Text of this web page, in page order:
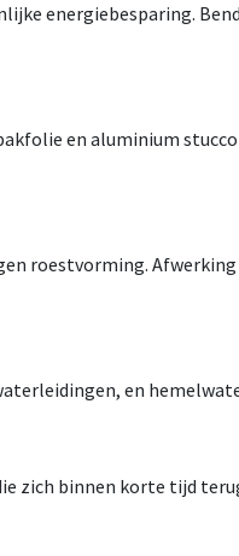
energiebesparing.
en aluminium
roestvorming.
en
zich binnen korte tijd